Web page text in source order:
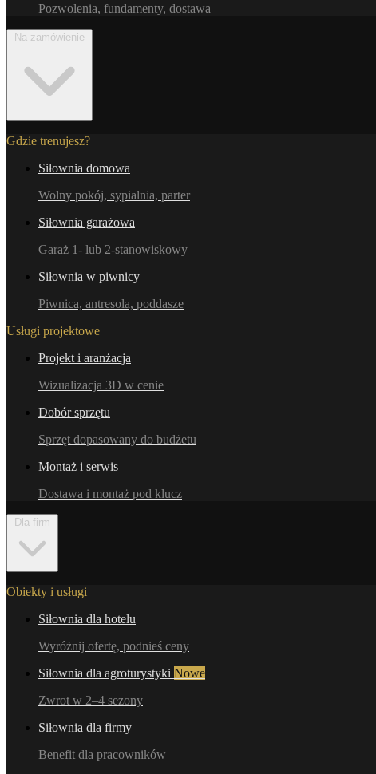
Pozwolenia, fundamenty, dostawa
Gdzie trenujesz?
Siłownia domowa
Wolny pokój, sypialnia, parter
Siłownia garażowa
Garaż 1- lub 2-stanowiskowy
Siłownia w piwnicy
Piwnica, antresola, poddasze
Usługi projektowe
Projekt i aranżacja
Wizualizacja 3D w cenie
Dobór sprzętu
Sprzęt dopasowany do budżetu
Montaż i serwis
Dostawa i montaż pod klucz
Obiekty i usługi
Siłownia dla hotelu
Wyróżnij ofertę, podnieś ceny
Siłownia dla agroturystyki Nowe
Zwrot w 2–4 sezony
Siłownia dla firmy
Benefit dla pracowników